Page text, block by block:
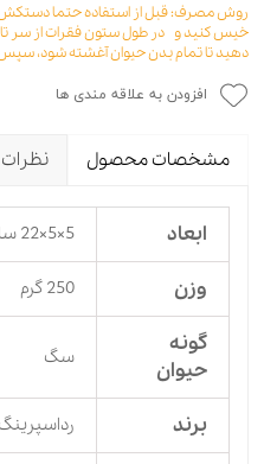
روش مصرف: قبل از استفاده حتما دستکش
خیس کنید و در طول ستون فقرات از سر تا
دهید تا تمام بدن حیوان آغشته شود،
افزودن به علاقه مندی ها
مشخصات محصول نظرات
ابعاد 5×5×22 سانتی‌متر
وزن 250 گرم
گونه
حیوان
سگ
برند رداسپرینگ